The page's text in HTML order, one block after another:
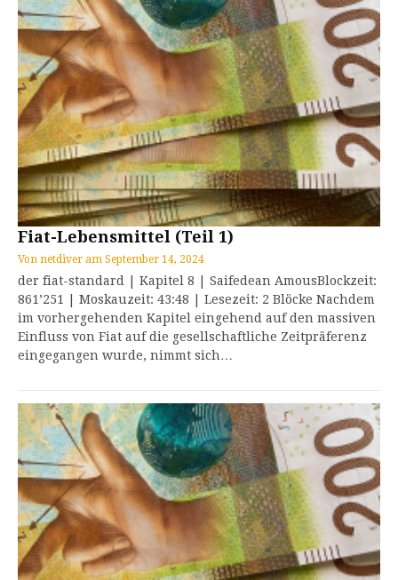
Fiat-Lebensmittel (Teil 1)
Von netdiver am September 14, 2024
der fiat-standard | Kapitel 8 | Saifedean AmousBlockzeit:
861’251 | Moskauzeit: 43:48 | Lesezeit: 2 Blöcke Nachdem
im vorhergehenden Kapitel eingehend auf den massiven
Einfluss von Fiat auf die gesellschaftliche Zeitpräferenz
eingegangen wurde, nimmt sich…